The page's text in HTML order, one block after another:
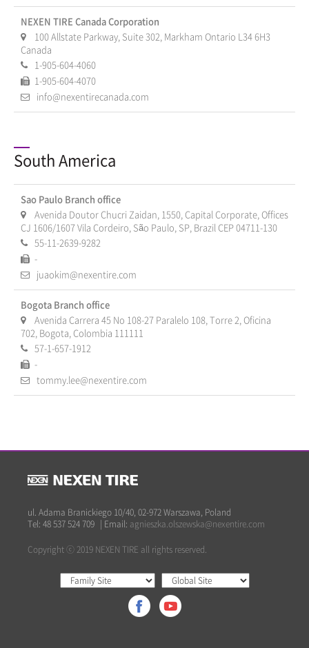
NEXEN TIRE Canada Corporation
100 Allstate Parkway, Suite 302, Markham Ontario L34 6H3
Canada
1-905-604-4060
1-905-604-4070
info@nexentirecanada.com
South America
Sao Paulo Branch office
Avenida Doutor Chucri Zaidan, 1550, Capital Corporate, Offices
CJ 1606/1607 Vila Cordeiro, São Paulo, SP, Brazil CEP 04711-130
55-11-2639-9282
-
juaokim@nexentire.com
Bogota Branch office
Avenida Carrera 45 No 108-27 Paralelo 108, Torre 2, Oficina
702, Bogota, Colombia 111111
57-1-657-1912
-
tommy.lee@nexentire.com
ul. Adama Branickiego 10/40, 02-972 Warszawa, Poland
Tel: 48 537 524 709
Email: agnieszka.olszewska@nexentire.com
Copyright ⓒ 2019 NEXEN TIRE all rights reserved.